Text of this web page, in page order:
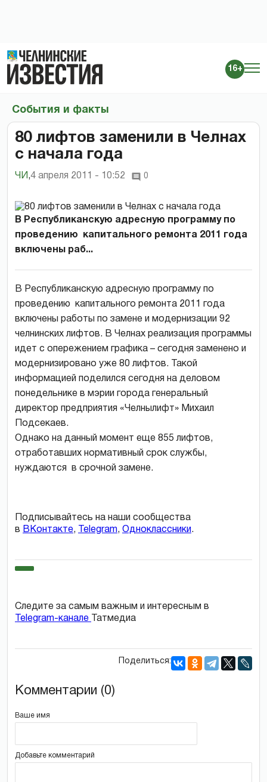
16+
События и факты
80 лифтов заменили в Челнах
с начала года
ЧИ ,4 апреля 2011 - 10:52 0
В Республиканскую адресную программу по
проведению капитального ремонта 2011 года
включены раб...
В Республиканскую адресную программу по
проведению капитального ремонта 2011 года
включены работы по замене и модернизации 92
челнинских лифтов. В Челнах реализация программы
идет с опережением графика – сегодня заменено и
модернизировано уже 80 лифтов. Такой
информацией поделился сегодня на деловом
понедельнике в мэрии города генеральный
директор предприятия «Челнылифт» Михаил
Подсекаев.
Однако на данный момент еще 855 лифтов,
отработавших нормативный срок службы,
нуждаются в срочной замене.
Подписывайтесь на наши сообщества
в ВКонтакте, Telegram, Одноклассники.
Следите за самым важным и интересным в
Telegram-канале
Татмедиа
Поделиться:
Комментарии (0)
Ваше имя
Добавьте комментарий